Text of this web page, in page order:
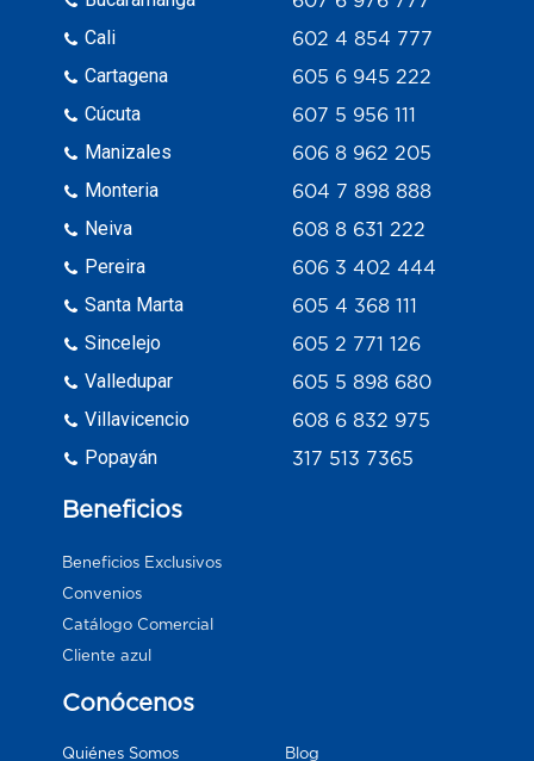
Cali
Cartagena
Cúcuta
Manizales
Monteria
Neiva
Pereira
Santa Marta
Sincelejo
Valledupar
Villavicencio
Popayán
602 4 854 777
605 6 945 222
607 5 956 111
606 8 962 205
604 7 898 888
608 8 631 222
606 3 402 444
605 4 368 111
605 2 771 126
605 5 898 680
608 6 832 975
317 513 7365
Beneficios
Beneficios Exclusivos
Convenios
Catálogo Comercial
Cliente azul
Conócenos
Quiénes Somos
Blog